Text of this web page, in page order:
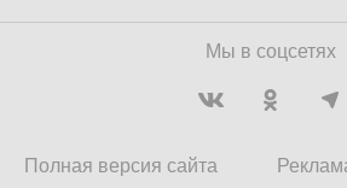
Мы в соцсетях
Полная версия сайта